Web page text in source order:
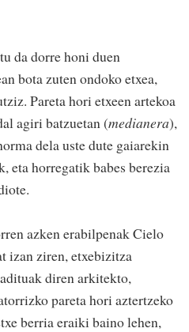
da dorre honi duen
bota zuten ondoko etxea,
Pareta hori etxeen artekoa
agiri batzuetan (medianera),
dela uste dute gaiarekin
eta horregatik babes berezia
azken erabilpenak Cielo
izan ziren, etxebizitza
diren arkitekto,
pareta hori aztertzeko
berria eraiki baino lehen,